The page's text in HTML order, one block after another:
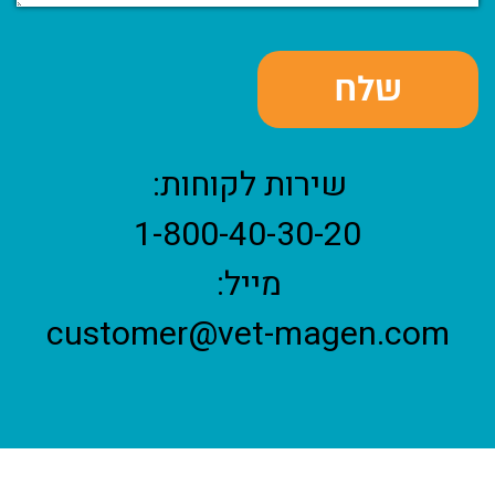
שירות לקוחות:
1-800-40-30-20
מייל:
customer@vet-magen.com